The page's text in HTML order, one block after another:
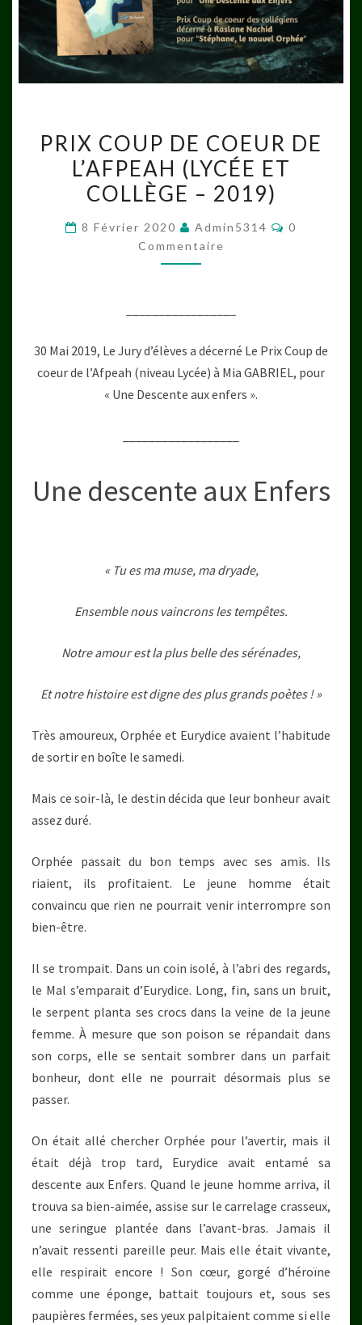
COUP
DE
COEUR
L’AFPEAH
–
2019)
PRIX COUP DE COEUR DE
L’AFPEAH (LYCÉE ET
COLLÈGE – 2019)
8 Février 2020 Admin5314
0
Commentaire
30 Mai 2019, Le Jury d’élèves a décerné Le Prix Coup de
coeur de l’Afpeah (niveau Lycée) à Mia GABRIEL, pour
« Une Descente aux enfers ».
Une descente aux Enfers
« Tu es ma muse, ma dryade,
Ensemble nous vaincrons les tempêtes.
Notre amour est la plus belle des sérénades,
Et notre histoire est digne des plus grands poètes ! »
Très amoureux, Orphée et Eurydice avaient l’habitude
de sortir en boîte le samedi.
Mais ce soir-là, le destin décida que leur bonheur avait
assez duré.
Orphée passait du bon temps avec ses amis. Ils
riaient, ils profitaient. Le jeune homme était
convaincu que rien ne pourrait venir interrompre son
bien-être.
Il se trompait. Dans un coin isolé, à l’abri des regards,
le Mal s’emparait d’Eurydice. Long, fin, sans un bruit,
le serpent planta ses crocs dans la veine de la jeune
femme. À mesure que son poison se répandait dans
son corps, elle se sentait sombrer dans un parfait
bonheur, dont elle ne pourrait désormais plus se
passer.
On était allé chercher Orphée pour l’avertir, mais il
était déjà trop tard, Eurydice avait entamé sa
descente aux Enfers. Quand le jeune homme arriva, il
trouva sa bien-aimée, assise sur le carrelage crasseux,
une seringue plantée dans l’avant-bras. Jamais il
n’avait ressenti pareille peur. Mais elle était vivante,
elle respirait encore ! Son cœur, gorgé d’héroïne
comme une éponge, battait toujours et, sous ses
paupières fermées, ses yeux palpitaient comme si elle